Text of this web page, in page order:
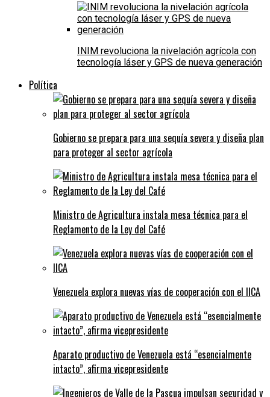
INIM revoluciona la nivelación agrícola con
tecnología láser y GPS de nueva generación
Política
Gobierno se prepara para una sequía severa y diseña plan
para proteger al sector agrícola
Ministro de Agricultura instala mesa técnica para el
Reglamento de la Ley del Café
Venezuela explora nuevas vías de cooperación con el IICA
Aparato productivo de Venezuela está “esencialmente
intacto”, afirma vicepresidente